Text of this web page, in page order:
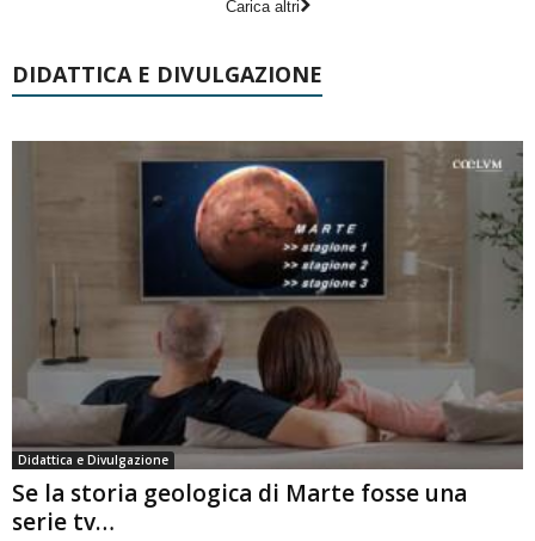
Carica altri
DIDATTICA E DIVULGAZIONE
Didattica e Divulgazione
Se la storia geologica di Marte fosse una
serie tv…